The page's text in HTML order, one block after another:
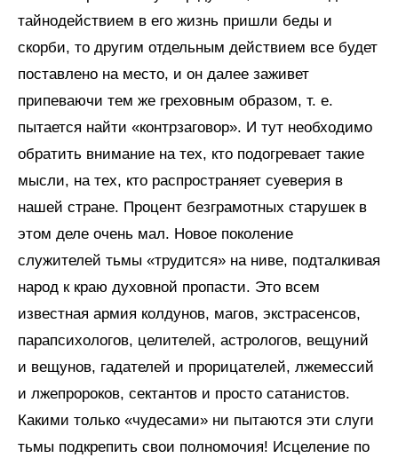
тайнодействием в его жизнь пришли беды и
скорби, то другим отдельным действием все будет
поставлено на место, и он далее заживет
припеваючи тем же греховным образом, т. е.
пытается найти «контрзаговор». И тут необходимо
обратить внимание на тех, кто подогревает такие
мысли, на тех, кто распространяет суеверия в
нашей стране. Процент безграмотных старушек в
этом деле очень мал. Новое поколение
служителей тьмы «трудится» на ниве, подталкивая
народ к краю духовной пропасти. Это всем
известная армия колдунов, магов, экстрасенсов,
парапсихологов, целителей, астрологов, вещуний
и вещунов, гадателей и прорицателей, лжемессий
и лжепророков, сектантов и просто сатанистов.
Какими только «чудесами» ни пытаются эти слуги
тьмы подкрепить свои полномочия! Исцеление по